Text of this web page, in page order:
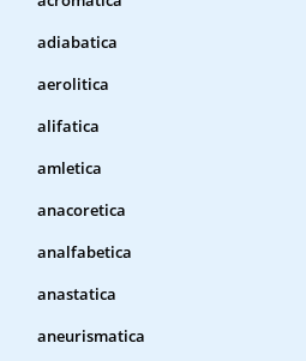
adiabatica
aerolitica
alifatica
amletica
anacoretica
analfabetica
anastatica
aneurismatica